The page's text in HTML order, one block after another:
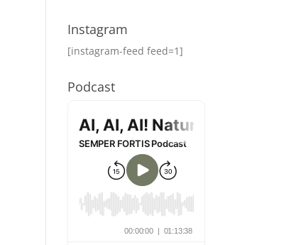
Instagram
[instagram-feed feed=1]
Podcast